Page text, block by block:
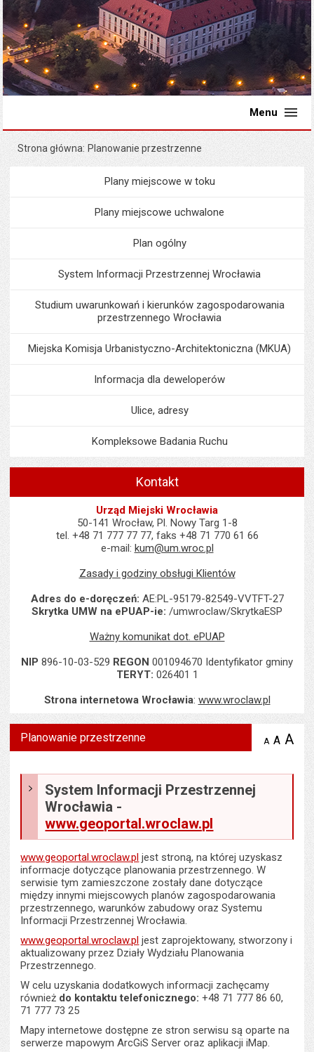
Menu
Strona główna Planowanie przestrzenne
Menu Planowanie przestrzenne
Plany miejscowe w toku
Plany miejscowe uchwalone
Plan ogólny
System Informacji Przestrzennej Wrocławia
Studium uwarunkowań i kierunków zagospodarowania
przestrzennego Wrocławia
Miejska Komisja Urbanistyczno-Architektoniczna (MKUA)
Informacja dla deweloperów
Ulice, adresy
Kompleksowe Badania Ruchu
Kontakt
Urząd Miejski Wrocławia
50-141 Wrocław, Pl. Nowy Targ 1-8
tel. +48 71 777 77 77, faks +48 71 770 61 66
e-mail: kum@um.wroc.pl
Zasady i godziny obsługi Klientów
Adres do e-doręczeń: AE:PL-95179-82549-VVTFT-27
Skrytka UMW na ePUAP-ie: /umwroclaw/SkrytkaESP
Ważny komunikat dot. ePUAP
NIP 896-10-03-529 REGON 001094670 Identyfikator gminy
TERYT: 026401 1
Strona internetowa Wrocławia: www.wroclaw.pl
Planowanie przestrzenne A zmniejsz
A A
System Informacji Przestrzennej
Wrocławia -
www.geoportal.wroclaw.pl
www.geoportal.wroclaw.pl jest stroną, na której uzyskasz
informacje dotyczące planowania przestrzennego. W
serwisie tym zamieszczone zostały dane dotyczące
między innymi miejscowych planów zagospodarowania
przestrzennego, warunków zabudowy oraz Systemu
Informacji Przestrzennej Wrocławia.
www.geoportal.wroclaw.pl jest zaprojektowany, stworzony i
aktualizowany przez Działy Wydziału Planowania
Przestrzennego.
W celu uzyskania dodatkowych informacji zachęcamy
również do kontaktu telefonicznego: +48 71 777 86 60,
71 777 73 25
Mapy internetowe dostępne ze stron serwisu są oparte na
serwerze mapowym ArcGiS Server oraz aplikacji iMap.